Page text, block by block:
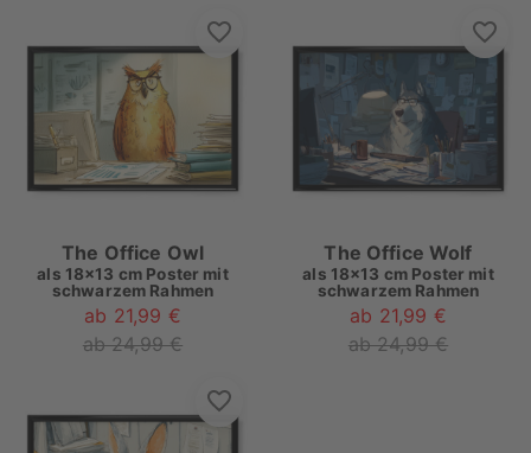
The Office Owl
als 18x13 cm Poster mit
schwarzem Rahmen
ab 21,99 €
ab 24,99 €
The Office Wolf
als 18x13 cm Poster mit
schwarzem Rahmen
ab 21,99 €
ab 24,99 €